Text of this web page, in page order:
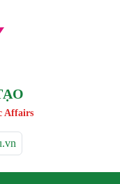
Affairs